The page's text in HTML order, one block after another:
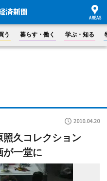
う 暮らす・働く 学ぶ・知る
2010.04.20
久コレクション
が一堂に